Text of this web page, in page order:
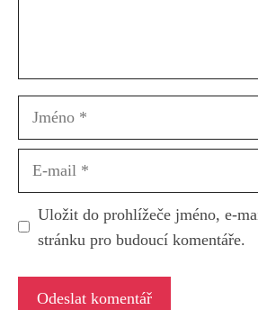
Jméno
Uložit do prohlížeče jméno, e-
stránku pro budoucí komentáře.